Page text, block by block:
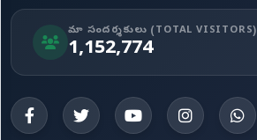
మా సందర్శకులు (TOTAL VISITORS)
1,152,774